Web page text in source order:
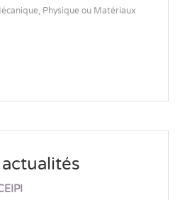
Physique ou Matériaux